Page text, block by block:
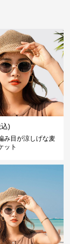
)
み目が涼しげな麦
ット